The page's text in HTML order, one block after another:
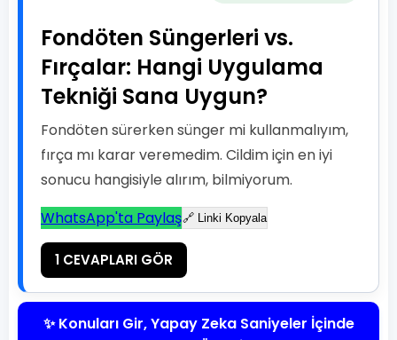
Fondöten Süngerleri vs.
Fırçalar: Hangi Uygulama
Tekniği Sana Uygun?
Fondöten sürerken sünger mi kullanmalıyım,
fırça mı karar veremedim. Cildim için en iyi
sonucu hangisiyle alırım, bilmiyorum.
WhatsApp'ta Paylaş🔗 Linki Kopyala
1 CEVAPLARI GÖR
✨ Konuları Gir, Yapay Zeka Saniyeler İçinde